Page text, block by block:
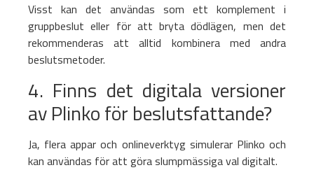
Visst kan det användas som ett komplement i
gruppbeslut eller för att bryta dödlägen, men det
rekommenderas att alltid kombinera med andra
beslutsmetoder.
4. Finns det digitala versioner
av Plinko för beslutsfattande?
Ja, flera appar och onlineverktyg simulerar Plinko och
kan användas för att göra slumpmässiga val digitalt.